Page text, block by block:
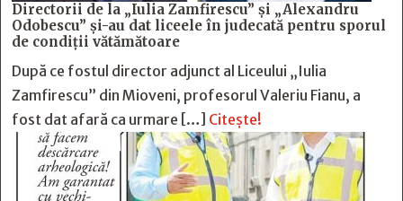
Directorii de la „Iulia Zamfirescu” și „Alexandru
Odobescu” și-au dat liceele în judecată pentru sporul
de condiții vătămătoare
După ce fostul director adjunct al Liceului „Iulia
Zamfirescu” din Mioveni, profesorul Valeriu Fianu, a
fost dat afară ca urmare […] Citește!